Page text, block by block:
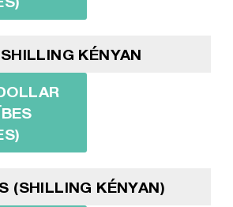
KÉNYAN
(SHILLING KÉNYAN)